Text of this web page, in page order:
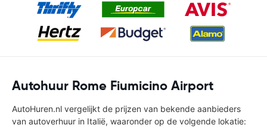
Autohuur Rome Fiumicino Airport
AutoHuren.nl vergelijkt de prijzen van bekende aanbieders
van autoverhuur in Italië, waaronder op de volgende lokatie: